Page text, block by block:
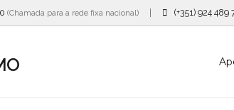
(Chamada para a rede fixa nacional) (+351) 924 489